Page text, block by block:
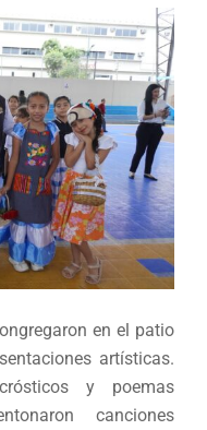
en el patio
artísticas.
y poemas
canciones